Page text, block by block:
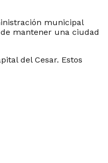
municipal
mantener una ciudad
del Cesar. Estos